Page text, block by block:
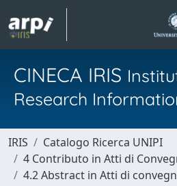
CINECA IRIS
Research
IRIS
Catalogo Ricerca UNIPI
4 Contributo in Atti di
4.2 Abstract in Atti di